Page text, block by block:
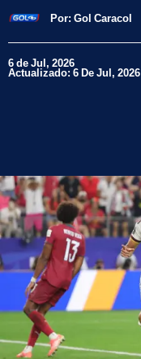
Por: Gol Caracol
6 de Jul, 2026
Actualizado: 6 De Jul, 2026